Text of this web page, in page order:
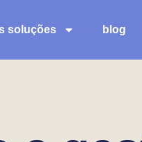
soluções blog